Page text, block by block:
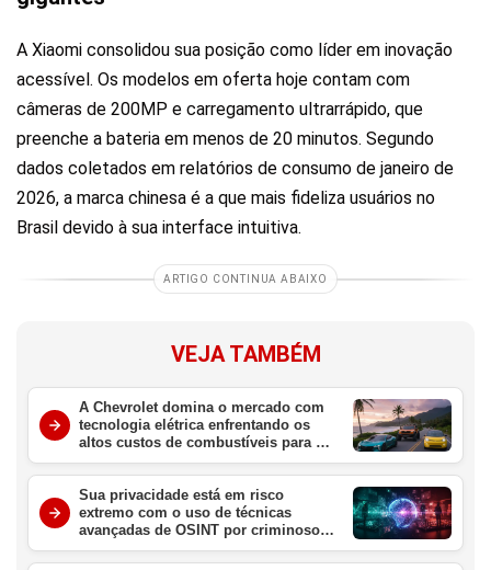
A Xiaomi consolidou sua posição como líder em inovação
acessível. Os modelos em oferta hoje contam com
câmeras de 200MP e carregamento ultrarrápido, que
preenche a bateria em menos de 20 minutos. Segundo
dados coletados em relatórios de consumo de janeiro de
2026, a marca chinesa é a que mais fideliza usuários no
Brasil devido à sua interface intuitiva.
ARTIGO CONTINUA ABAIXO
VEJA TAMBÉM
A Chevrolet domina o mercado com
tecnologia elétrica enfrentando os
altos custos de combustíveis para o
consumidor brasileiro
Sua privacidade está em risco
extremo com o uso de técnicas
avançadas de OSINT por criminosos
digitais no Brasil